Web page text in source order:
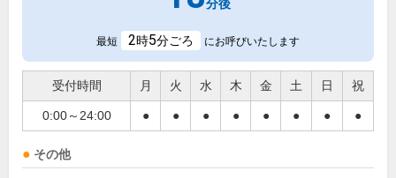
分後
最短 2時5分ごろ にお呼びいたします
受付時間 月 火 水 木 金 土 日 祝
0:00～24:00 ● ● ● ● ● ● ● ●
その他